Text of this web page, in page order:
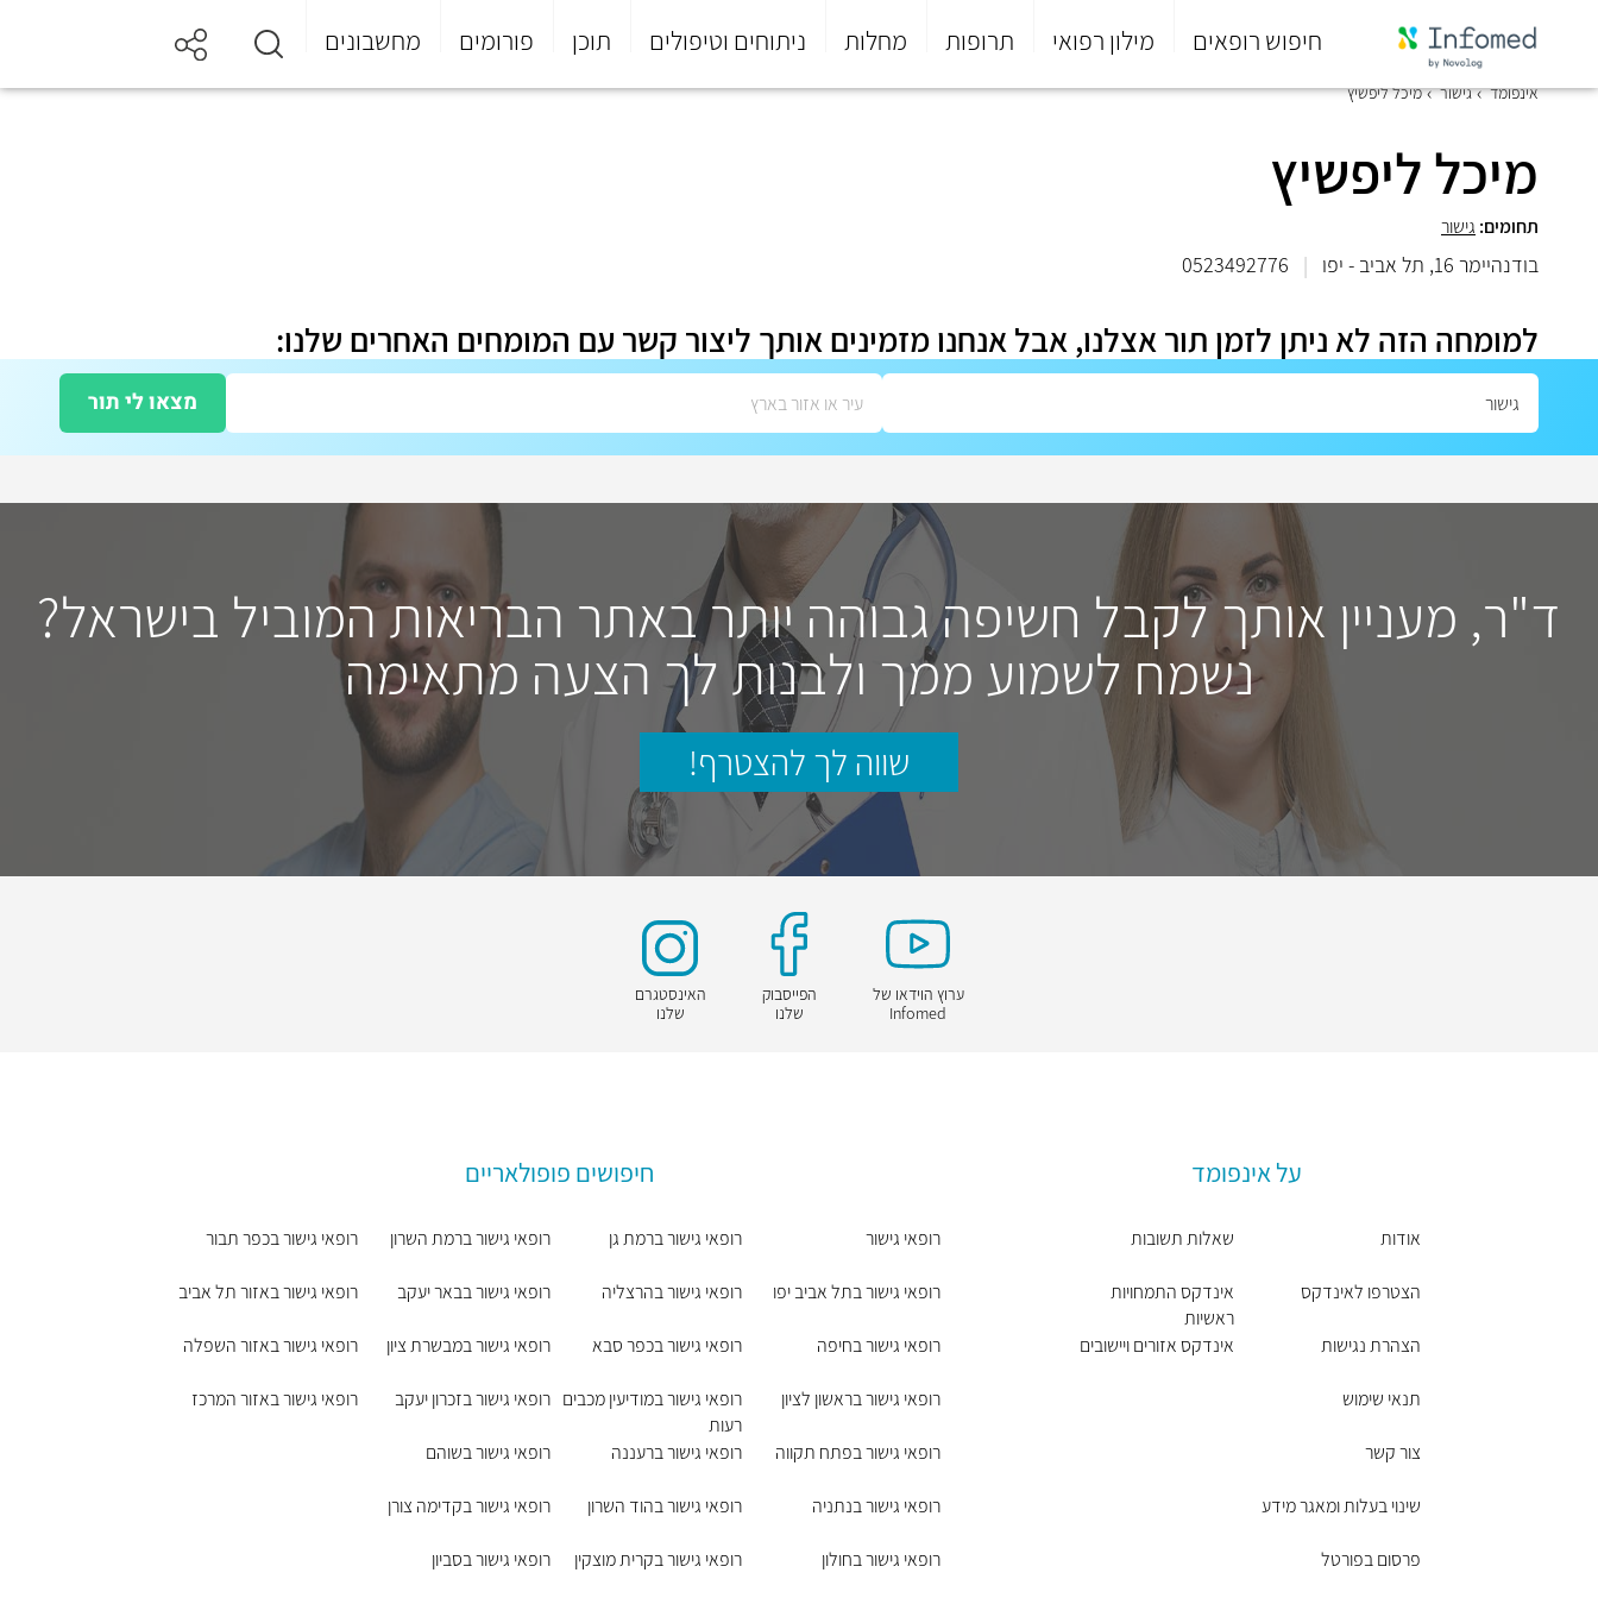
חיפוש רופאים מילון רפואי תרופות מחלות ניתוחים וטיפולים תוכן פורומים מחשבונים
סוף
אינפומד גישור מיכל ליפשיץ
מיכל ליפשיץ
תחומים: גישור
בודנהיימר 16, תל אביב - יפו |
0523492776
למומחה הזה לא ניתן לזמן תור אצלנו, אבל אנחנו מזמינים אותך ליצור קשר עם המומחים האחרים שלנו:
מצאו לי תור
ד"ר, מעניין אותך לקבל חשיפה גבוהה יותר באתר הבריאות המוביל בישראל?
נשמח לשמוע ממך ולבנות לך הצעה מתאימה
שווה לך להצטרף!
ערוץ הוידאו של
Infomed
הפייסבוק
שלנו
האינסטגרם
שלנו
על אינפומד
אודות
הצטרפו לאינדקס
הצהרת נגישות
תנאי שימוש
צור קשר
שינוי בעלות ומאגר מידע
פרסום בפורטל
שאלות תשובות
אינדקס התמחויות
ראשיות
אינדקס אזורים ויישובים
חיפושים פופולאריים
רופאי גישור
רופאי גישור בתל אביב יפו
רופאי גישור בחיפה
רופאי גישור בראשון לציון
רופאי גישור בפתח תקווה
רופאי גישור בנתניה
רופאי גישור בחולון
רופאי גישור ברמת גן
רופאי גישור בהרצליה
רופאי גישור בכפר סבא
רופאי גישור במודיעין מכבים
רעות
רופאי גישור ברעננה
רופאי גישור בהוד השרון
רופאי גישור בקרית מוצקין
רופאי גישור ברמת השרון
רופאי גישור בבאר יעקב
רופאי גישור במבשרת ציון
רופאי גישור בזכרון יעקב
רופאי גישור בשוהם
רופאי גישור בקדימה צורן
רופאי גישור בסביון
רופאי גישור בכפר תבור
רופאי גישור באזור תל אביב
רופאי גישור באזור השפלה
רופאי גישור באזור המרכז